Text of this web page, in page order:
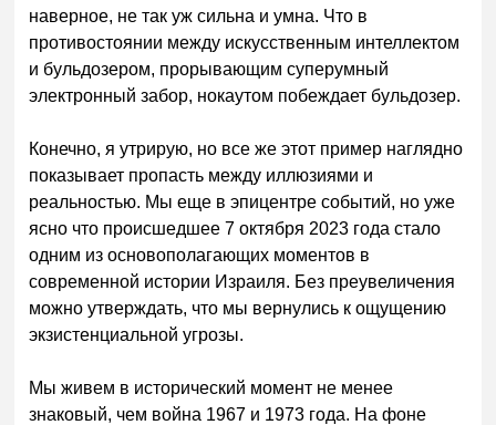
наверное, не так уж сильна и умна. Что в
противостоянии между искусственным интеллектом
и бульдозером, прорывающим суперумный
электронный забор, нокаутом побеждает бульдозер.
Конечно, я утрирую, но все же этот пример наглядно
показывает пропасть между иллюзиями и
реальностью. Мы еще в эпицентре событий, но уже
ясно что происшедшее 7 октября 2023 года стало
одним из основополагающих моментов в
современной истории Израиля. Без преувеличения
можно утверждать, что мы вернулись к ощущению
экзистенциальной угрозы.
Мы живем в исторический момент не менее
знаковый, чем война 1967 и 1973 года. На фоне